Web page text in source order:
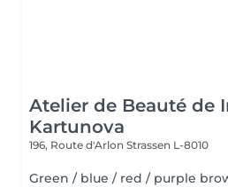
Atelier de Beauté de
Kartunova
196, Route d'Arlon Strassen L-8010
Green / blue / red / purple